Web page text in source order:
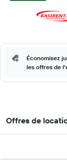
Économisez
les offres de
Offres de